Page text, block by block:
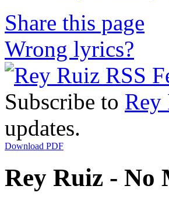
Share this page
Wrong lyrics?
Subscribe to Rey
updates.
Download PDF
Rey Ruiz - No